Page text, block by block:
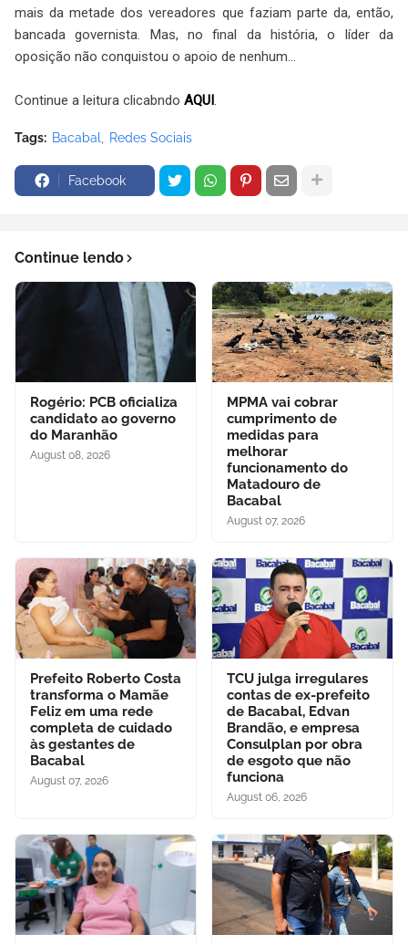
mais da metade dos vereadores que faziam parte da, então,
bancada governista. Mas, no final da história, o líder da
oposição não conquistou o apoio de nenhum...
Continue a leitura clicabndo AQUI.
Tags: Bacabal Redes Sociais
Facebook
Continue lendo
Rogério: PCB oficializa
candidato ao governo
do Maranhão
August 08, 2026
MPMA vai cobrar
cumprimento de
medidas para
melhorar
funcionamento do
Matadouro de
Bacabal
August 07, 2026
Prefeito Roberto Costa
transforma o Mamãe
Feliz em uma rede
completa de cuidado
às gestantes de
Bacabal
August 07, 2026
TCU julga irregulares
contas de ex-prefeito
de Bacabal, Edvan
Brandão, e empresa
Consulplan por obra
de esgoto que não
funciona
August 06, 2026